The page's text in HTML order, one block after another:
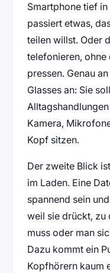
Smartphone tief
passiert etwas,
teilen willst. Oder
telefonieren, ohne
pressen. Genau
Glasses an: Sie
Kamera,
Kopf sitzen.
Der zweite Blick
im Laden. Eine
spannend sein
weil sie drückt, zu
muss oder man
Dazu kommt ein
Kopfhörern kaum